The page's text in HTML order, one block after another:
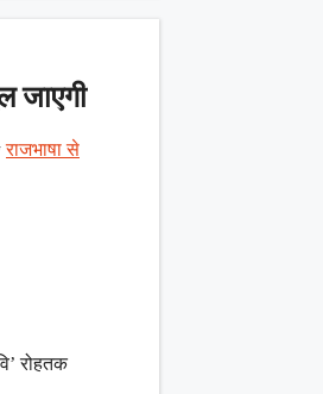
जाएगी
राजभाषा से
रोहतक